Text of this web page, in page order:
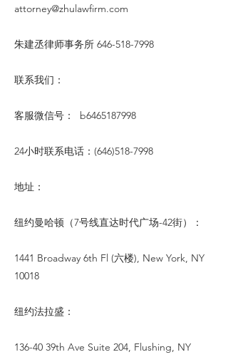
attorney@zhulawfirm.com
朱建丞律师事务所 646-518-7998
联系我们：
客服微信号： b6465187998
24小时联系电话：(646)518-7998
地址：
纽约曼哈顿（7号线直达时代广场-42街）：
1441 Broadway 6th Fl (六楼), New York, NY
10018
纽约法拉盛：
136-40 39th Ave Suite 204, Flushing, NY